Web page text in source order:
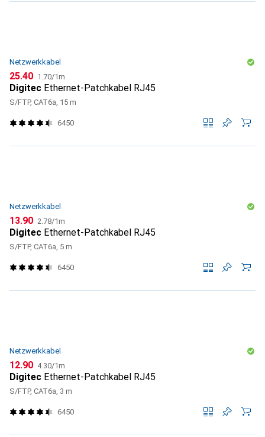
Netzwerkkabel
CHF
25.40 CHF
1.70/1m
Digitec Ethernet-Patchkabel RJ45
S/FTP, CAT6a, 15 m
6450
Netzwerkkabel
CHF
13.90 CHF
2.78/1m
Digitec Ethernet-Patchkabel RJ45
S/FTP, CAT6a, 5 m
6450
Netzwerkkabel
CHF
12.90 CHF
4.30/1m
Digitec Ethernet-Patchkabel RJ45
S/FTP, CAT6a, 3 m
6450